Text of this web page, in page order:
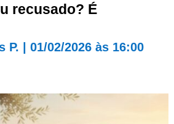
recusado? É
P. 01/02/2026 às 16:00